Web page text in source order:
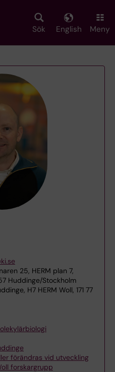
Sök English Meny
25, HERM plan 7,
Huddinge/Stockholm
H7 HERM Woll, 171 77
förändras vid utveckling
forskargrupp